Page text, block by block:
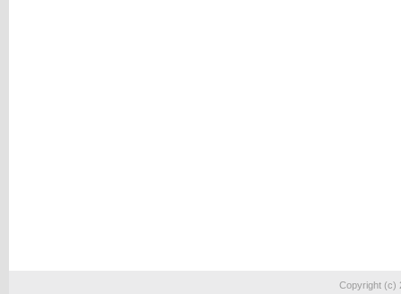
Copyright (c)